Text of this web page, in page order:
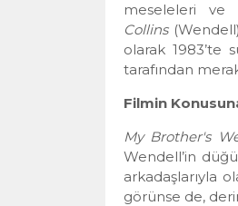
meseleleri ve
Collins
olarak 1983’te
tarafından
Filmin
My Brother's
Wendell’in
arkadaşlarıyla
görünse de,